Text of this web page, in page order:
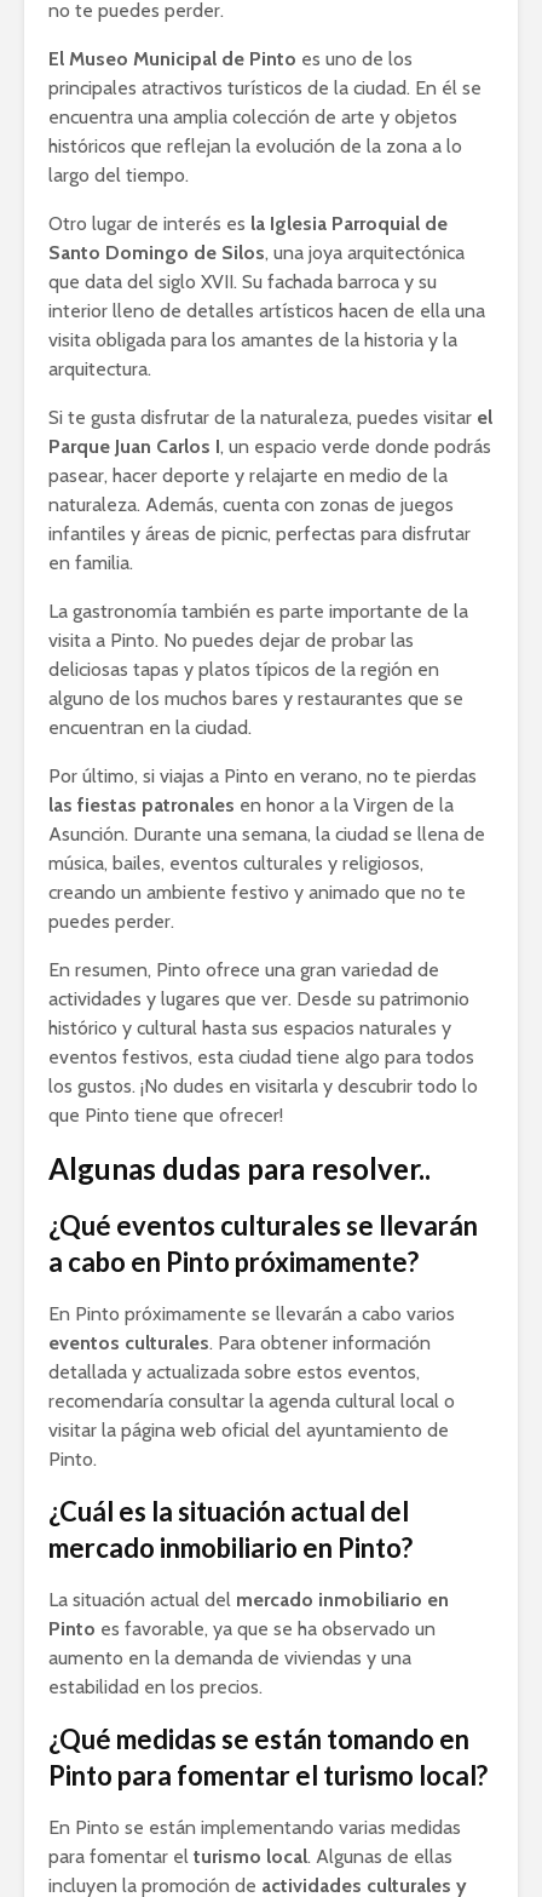
no te puedes perder.
El Museo Municipal de Pinto es uno de los
principales atractivos turísticos de la ciudad. En él se
encuentra una amplia colección de arte y objetos
históricos que reflejan la evolución de la zona a lo
largo del tiempo.
Otro lugar de interés es la Iglesia Parroquial de
Santo Domingo de Silos, una joya arquitectónica
que data del siglo XVII. Su fachada barroca y su
interior lleno de detalles artísticos hacen de ella una
visita obligada para los amantes de la historia y la
arquitectura.
Si te gusta disfrutar de la naturaleza, puedes visitar el
Parque Juan Carlos I, un espacio verde donde podrás
pasear, hacer deporte y relajarte en medio de la
naturaleza. Además, cuenta con zonas de juegos
infantiles y áreas de picnic, perfectas para disfrutar
en familia.
La gastronomía también es parte importante de la
visita a Pinto. No puedes dejar de probar las
deliciosas tapas y platos típicos de la región en
alguno de los muchos bares y restaurantes que se
encuentran en la ciudad.
Por último, si viajas a Pinto en verano, no te pierdas
las fiestas patronales en honor a la Virgen de la
Asunción. Durante una semana, la ciudad se llena de
música, bailes, eventos culturales y religiosos,
creando un ambiente festivo y animado que no te
puedes perder.
En resumen, Pinto ofrece una gran variedad de
actividades y lugares que ver. Desde su patrimonio
histórico y cultural hasta sus espacios naturales y
eventos festivos, esta ciudad tiene algo para todos
los gustos. ¡No dudes en visitarla y descubrir todo lo
que Pinto tiene que ofrecer!
Algunas dudas para resolver..
¿Qué eventos culturales se llevarán
a cabo en Pinto próximamente?
En Pinto próximamente se llevarán a cabo varios
eventos culturales. Para obtener información
detallada y actualizada sobre estos eventos,
recomendaría consultar la agenda cultural local o
visitar la página web oficial del ayuntamiento de
Pinto.
¿Cuál es la situación actual del
mercado inmobiliario en Pinto?
La situación actual del mercado inmobiliario en
Pinto es favorable, ya que se ha observado un
aumento en la demanda de viviendas y una
estabilidad en los precios.
¿Qué medidas se están tomando en
Pinto para fomentar el turismo local?
En Pinto se están implementando varias medidas
para fomentar el turismo local. Algunas de ellas
incluyen la promoción de actividades culturales y